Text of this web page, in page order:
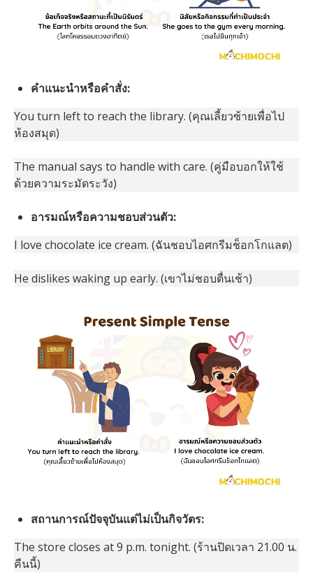
คำแนะนำหรือคำสั่ง:
You turn left to reach the library. (คุณเลี้ยวซ้ายเพื่อไป
ห้องสมุด)
The manual says to handle with care. (คู่มือบอกให้ใช้
ด้วยความระมัดระวัง)
อารมณ์หรือความชอบส่วนตัว:
I love chocolate ice cream. (ฉันชอบไอศกรีมช็อกโกแลต)
He dislikes waking up early. (เขาไม่ชอบตื่นเช้า)
สถานการณ์ปัจจุบันแต่ไม่เป็นกิจวัตร:
The store closes at 9 p.m. tonight. (ร้านปิดเวลา 21.00 น.
คืนนี้)